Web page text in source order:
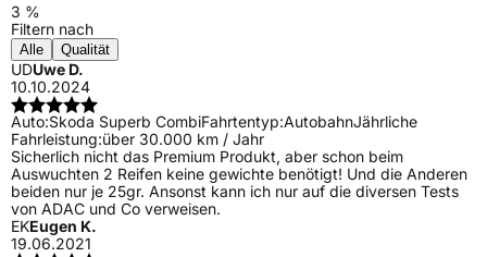
3 %
Filtern nach
Alle Qualität
UDUwe D.
10.10.2024
Auto:Skoda Superb CombiFahrtentyp:AutobahnJährliche
Fahrleistung:über 30.000 km / Jahr
Sicherlich nicht das Premium Produkt, aber schon beim
Auswuchten 2 Reifen keine gewichte benötigt! Und die Anderen
beiden nur je 25gr. Ansonst kann ich nur auf die diversen Tests
von ADAC und Co verweisen.
EKEugen K.
19.06.2021